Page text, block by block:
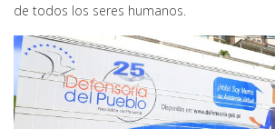
de todos los seres humanos.